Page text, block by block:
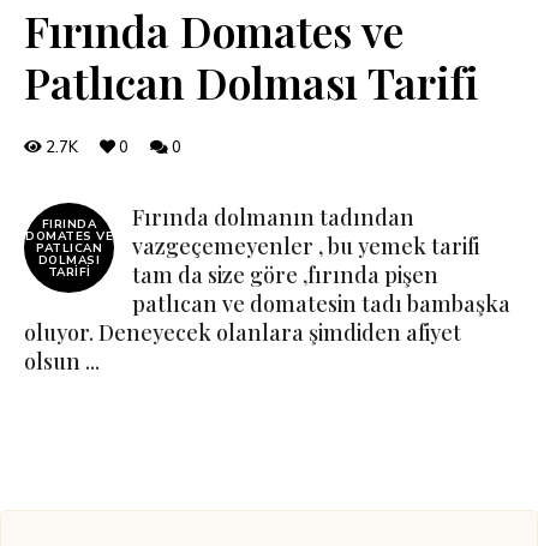
Fırında Domates ve
Patlıcan Dolması Tarifi
2.7K 0 0
FIRINDA
DOMATES VE
PATLICAN
DOLMASI
TARIFI
Fırında dolmanın tadından
vazgeçemeyenler , bu yemek tarifi
tam da size göre ,fırında pişen
patlıcan ve domatesin tadı bambaşka
oluyor. Deneyecek olanlara şimdiden afiyet
olsun ...